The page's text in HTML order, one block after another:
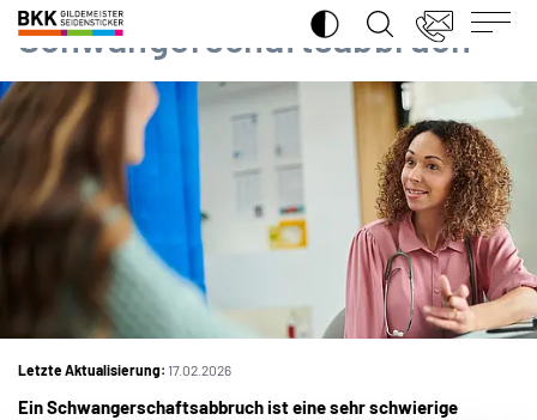
BKK
Gildemeister
Seidensticker
SUCHE ÖFFNEN
Schwangerschaftsabbruch
Letzte Aktualisierung: 17.02.2026
Ein Schwangerschaftsabbruch ist eine sehr schwierige